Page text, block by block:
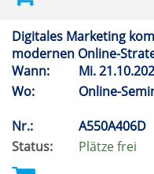
Digitales Marketing
modernen Online-
Wann:
Mi.
Wo:
Online-
Nr.:
A550A406D
Status:
Plätze frei